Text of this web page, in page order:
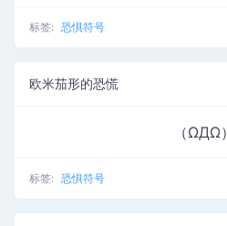
标签: 恐惧符号
欧米茄形的恐慌
（ΩДΩ）
标签: 恐惧符号